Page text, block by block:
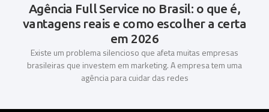
Agência Full Service no Brasil: o que é,
vantagens reais e como escolher a certa
em 2026
Existe um problema silencioso que afeta muitas empresas
brasileiras que investem em marketing. A empresa tem uma
agência para cuidar das redes